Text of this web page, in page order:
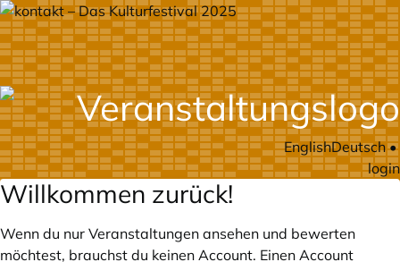
EnglishDeutsch•
login
Willkommen zurück!
Wenn du nur Veranstaltungen ansehen und bewerten
möchtest, brauchst du keinen Account. Einen Account